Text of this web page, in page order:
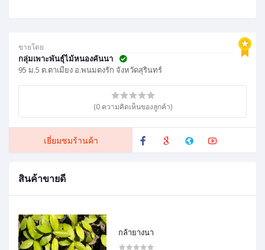
ขายโดย
กลุ่มเพาะพันธุ์ไม้หนองคันนา
95 ม.5 ต.ตาเมียง อ.พนมดงรัก จังหวัดสุรินทร์
(0 ความคิดเห็นของลูกค้า)
เยี่ยมชมร้านค้า
สินค้าขายดี
กล้ายางนา